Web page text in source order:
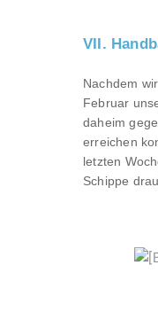
VII.
Nachdem
Februar
daheim
erreichen
letzten
Schippe